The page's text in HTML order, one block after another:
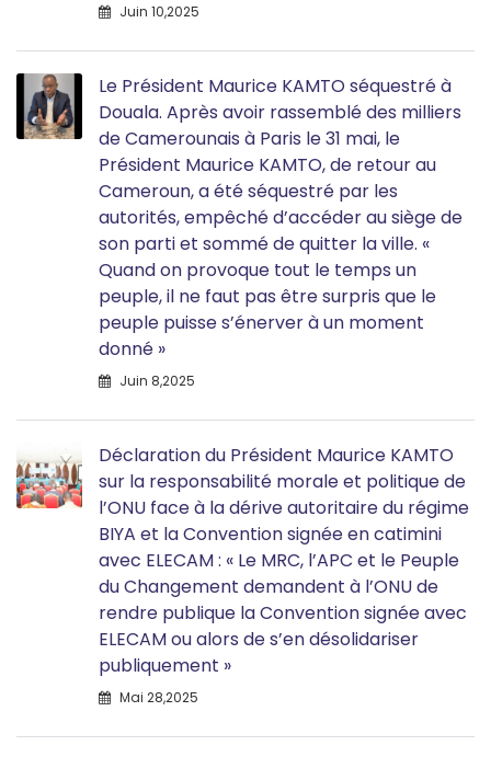
Juin 10,2025
Le Président Maurice KAMTO séquestré à
Douala. Après avoir rassemblé des milliers
de Camerounais à Paris le 31 mai, le
Président Maurice KAMTO, de retour au
Cameroun, a été séquestré par les
autorités, empêché d’accéder au siège de
son parti et sommé de quitter la ville. «
Quand on provoque tout le temps un
peuple, il ne faut pas être surpris que le
peuple puisse s’énerver à un moment
donné »
Juin 8,2025
Déclaration du Président Maurice KAMTO
sur la responsabilité morale et politique de
l’ONU face à la dérive autoritaire du régime
BIYA et la Convention signée en catimini
avec ELECAM : « Le MRC, l’APC et le Peuple
du Changement demandent à l’ONU de
rendre publique la Convention signée avec
ELECAM ou alors de s’en désolidariser
publiquement »
Mai 28,2025